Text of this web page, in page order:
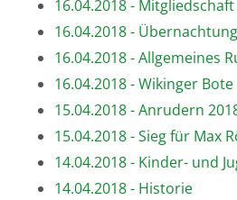
16.04.2018 - Mitgliedschaft
16.04.2018 -
16.04.2018 - Allgemeines
16.04.2018 - Wikinger Bote
15.04.2018 - Anrudern
15.04.2018 - Sieg für Max
14.04.2018 - Kinder- und
14.04.2018 - Historie